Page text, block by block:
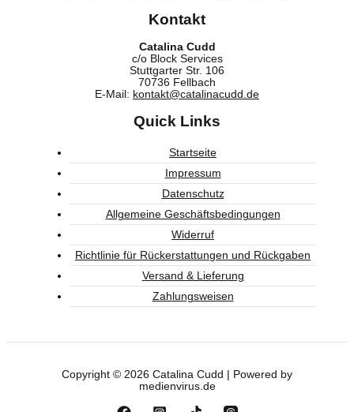
Kontakt
Catalina Cudd
c/o Block Services
Stuttgarter Str. 106
70736 Fellbach
E-Mail: kontakt@catalinacudd.de
Quick Links
Startseite
Impressum
Datenschutz
Allgemeine Geschäftsbedingungen
Widerruf
Richtlinie für Rückerstattungen und Rückgaben
Versand & Lieferung
Zahlungsweisen
Copyright © 2026 Catalina Cudd | Powered by
medienvirus.de